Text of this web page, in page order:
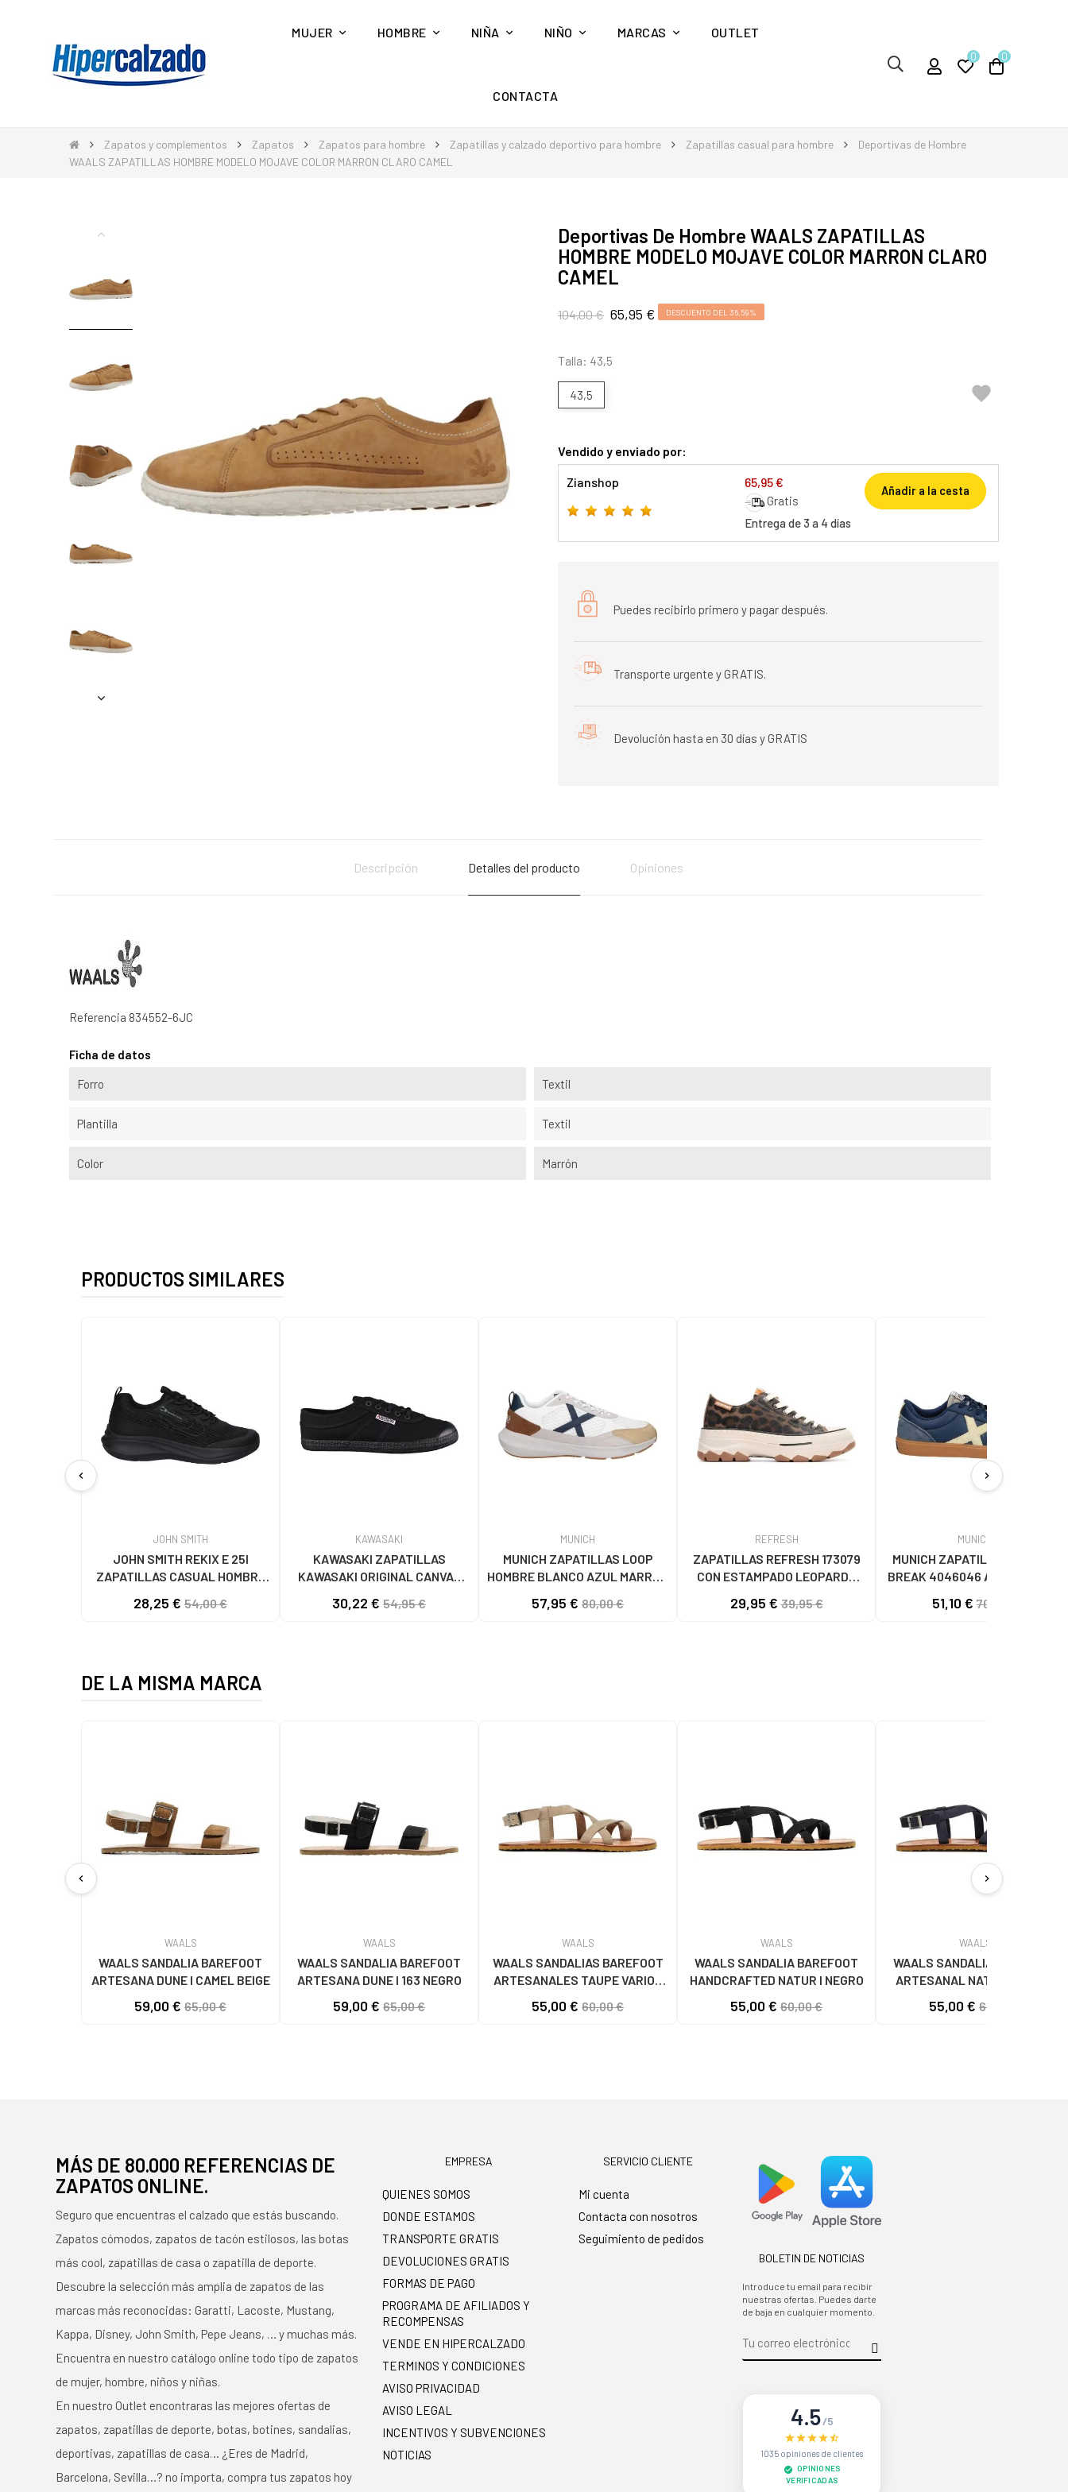
MUJER HOMBRE NIÑA NIÑO MARCAS OUTLET
CONTACTA
0 0
Zapatos y complementos Zapatos Zapatos para hombre Zapatillas y calzado deportivo para hombre Zapatillas casual para hombre
Deportivas de Hombre
WAALS ZAPATILLAS HOMBRE MODELO MOJAVE COLOR MARRON CLARO CAMEL
Deportivas De Hombre WAALS ZAPATILLAS
HOMBRE MODELO MOJAVE COLOR MARRON CLARO
CAMEL
104,00 € 65,95 € DESCUENTO DEL 36,59%
Talla: 43,5
43,5 
Vendido y enviado por:
Zianshop 65,95 €
Gratis
Entrega de 3 a 4 días
Añadir a la cesta
Puedes recibirlo primero y pagar después.
Transporte urgente y GRATIS.
Devolución hasta en 30 días y GRATIS
Descripción Detalles del producto Opiniones
Referencia 834552-6JC
Ficha de datos
Forro Textil
Plantilla Textil
Color Marrón
PRODUCTOS SIMILARES
chevron_left
JOHN SMITH
JOHN SMITH REKIX E 25I
ZAPATILLAS CASUAL HOMBRE
28,25 € 54,00 €
KAWASAKI
KAWASAKI ZAPATILLAS
KAWASAKI ORIGINAL CANVAS
1001S BLACK SOLID
30,22 € 54,95 €
MUNICH
MUNICH ZAPATILLAS LOOP
HOMBRE BLANCO AZUL MARRÓN
57,95 € 80,00 €
REFRESH
ZAPATILLAS REFRESH 173079
CON ESTAMPADO LEOPARDO
29,95 €39,95 €
MUNICH
MUNICH ZAPATILLAS CASUAL
BREAK 4046046 AZUL46 AZUL
51,10 € 70,00 €
chevron_right
DE LA MISMA MARCA
chevron_left
WAALS
WAALS SANDALIA BAREFOOT
ARTESANA DUNE I CAMEL BEIGE
59,00 € 65,00 €
WAALS
WAALS SANDALIA BAREFOOT
ARTESANA DUNE I 163 NEGRO
59,00 € 65,00 €
WAALS
WAALS SANDALIAS BAREFOOT
ARTESANALES TAUPE VARIOS
55,00 € 60,00 €
WAALS
WAALS SANDALIA BAREFOOT
HANDCRAFTED NATUR I NEGRO
55,00 € 60,00 €
WAALS
WAALS SANDALIA BAREFOOT
ARTESANAL NATUR I MUJER
55,00 € 60,00 €
chevron_right
MÁS DE 80.000 REFERENCIAS DE
ZAPATOS ONLINE.
Seguro que encuentras el calzado que estás buscando.
Zapatos cómodos, zapatos de tacón estilosos, las botas
más cool, zapatillas de casa o zapatilla de deporte.
Descubre la selección más amplia de zapatos de las
marcas más reconocidas: Garatti, Lacoste, Mustang,
Kappa, Disney, John Smith, Pepe Jeans, … y muchas más.
Encuentra en nuestro catálogo online todo tipo de zapatos
de mujer, hombre, niños y niñas.
En nuestro Outlet encontraras las mejores ofertas de
zapatos, zapatillas de deporte, botas, botines, sandalias,
deportivas, zapatillas de casa… ¿Eres de Madrid,
Barcelona, Sevilla…? no importa, compra tus zapatos hoy
EMPRESA
QUIENES SOMOS
DONDE ESTAMOS
TRANSPORTE GRATIS
DEVOLUCIONES GRATIS
FORMAS DE PAGO
PROGRAMA DE AFILIADOS Y
RECOMPENSAS
VENDE EN HIPERCALZADO
TERMINOS Y CONDICIONES
AVISO PRIVACIDAD
AVISO LEGAL
INCENTIVOS Y SUBVENCIONES
NOTICIAS
SERVICIO CLIENTE
Mi cuenta
Contacta con nosotros
Seguimiento de pedidos
BOLETIN DE NOTICIAS
Introduce tu email para recibir
nuestras ofertas. Puedes darte
de baja en cualquier momento.
4.5/5
1035 opiniones de clientes
OPINIONES
VERIFICADAS